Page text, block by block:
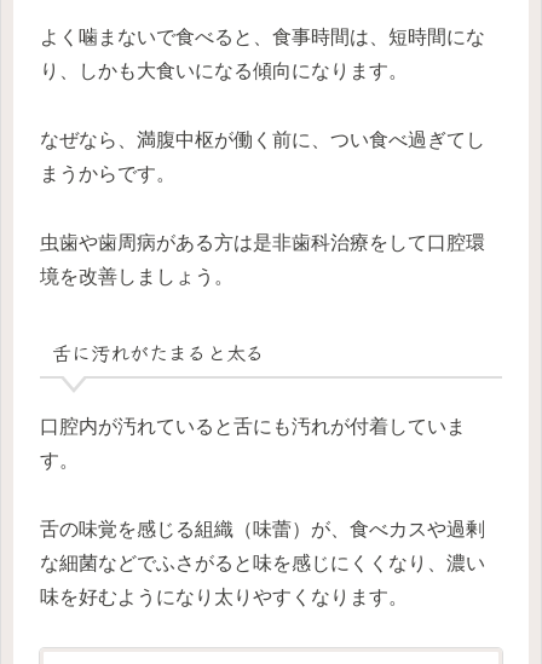
よく噛まないで食べると、食事時間は、短時間にな
り、しかも大食いになる傾向になります。
なぜなら、満腹中枢が働く前に、つい食べ過ぎてし
まうからです。
虫歯や歯周病がある方は是非歯科治療をして口腔環
境を改善しましょう。
舌に汚れがたまると太る
口腔内が汚れていると舌にも汚れが付着していま
す。
舌の味覚を感じる組織（味蕾）が、食べカスや過剰
な細菌などでふさがると味を感じにくくなり、濃い
味を好むようになり太りやすくなります。